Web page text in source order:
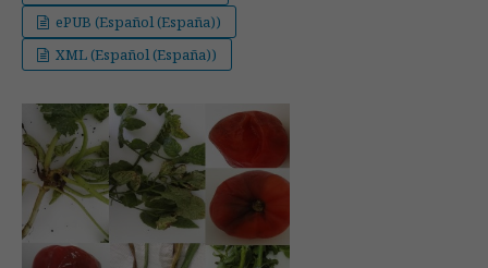
ePUB (Español (España))
XML (Español (España))